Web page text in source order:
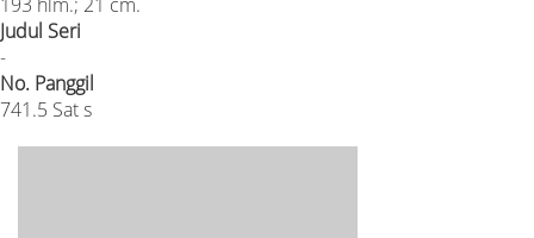
Judul Seri
-
No. Panggil
741.5 Sat s